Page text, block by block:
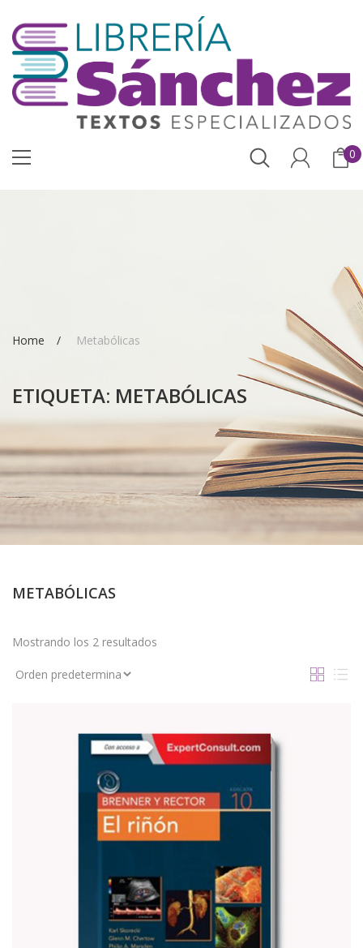
0
Home Metabólicas
ETIQUETA: METABÓLICAS
METABÓLICAS
Mostrando los 2 resultados